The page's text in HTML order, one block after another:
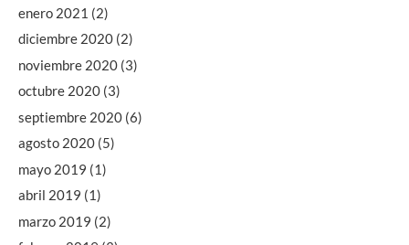
enero 2021 (2)
diciembre 2020 (2)
noviembre 2020 (3)
octubre 2020 (3)
septiembre 2020 (6)
agosto 2020 (5)
mayo 2019 (1)
abril 2019 (1)
marzo 2019 (2)